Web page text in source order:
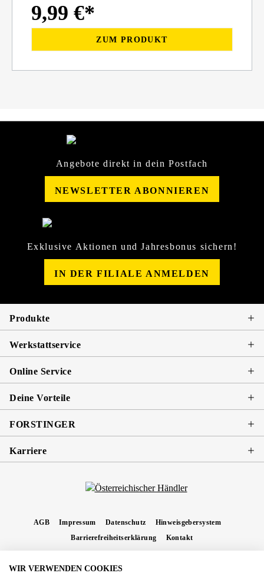
9,99 €*
ZUM PRODUKT
Angebote direkt in dein Postfach
NEWSLETTER ABONNIEREN
Exklusive Aktionen und Jahresbonus sichern!
IN DER FILIALE ANMELDEN
Produkte
Werkstattservice
Online Service
Deine Vorteile
FORSTINGER
Karriere
AGB Impressum Datenschutz
Hinweisgebersystem
Barrierefreiheitserklärung
Kontakt
WIR VERWENDEN COOKIES